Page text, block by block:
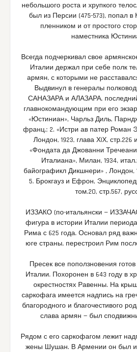
небольшого роста и хрупкого
был из Персии (475-573), попал в
пленником и от простого
наместника
Всегда подчеркивал свое
Италии держал при себе полк
армян, с которыми не
Выдвинул в генералы
САНАЗАРА и АЛАЗАРА,
главнокомандующим при его
«Юстиниан», Чарльз Диль,
франц.; 2. «Истри ав патер Роман
Лондон, 1923, глава ХIХ, стр.226
«Фондата да Джованни
Италиана», Милан, 1934,
байографикл Дикшнери» , Лондон,
5. Брокгауз и Ефрон,
том.20, стр.567,
ИЗЗАКО (по-итальянски —
фигура в истории Италии периода
Рима с 625 года. Основал ряд
юге страны, перестроил Рим
Пресек все поползновения
Италии. Похоронен в 643 году в
окрестностях Равенны. На
саркофага имеется надпись на
благородного и благочестивого
слава армян — был
Рядом с его саркофагом лежит
жены Шушан. В Армении он был